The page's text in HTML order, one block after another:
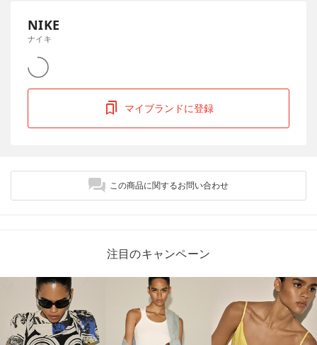
NIKE
ナイキ
マイブランドに登録
この商品に関するお問い合わせ
注目のキャンペーン